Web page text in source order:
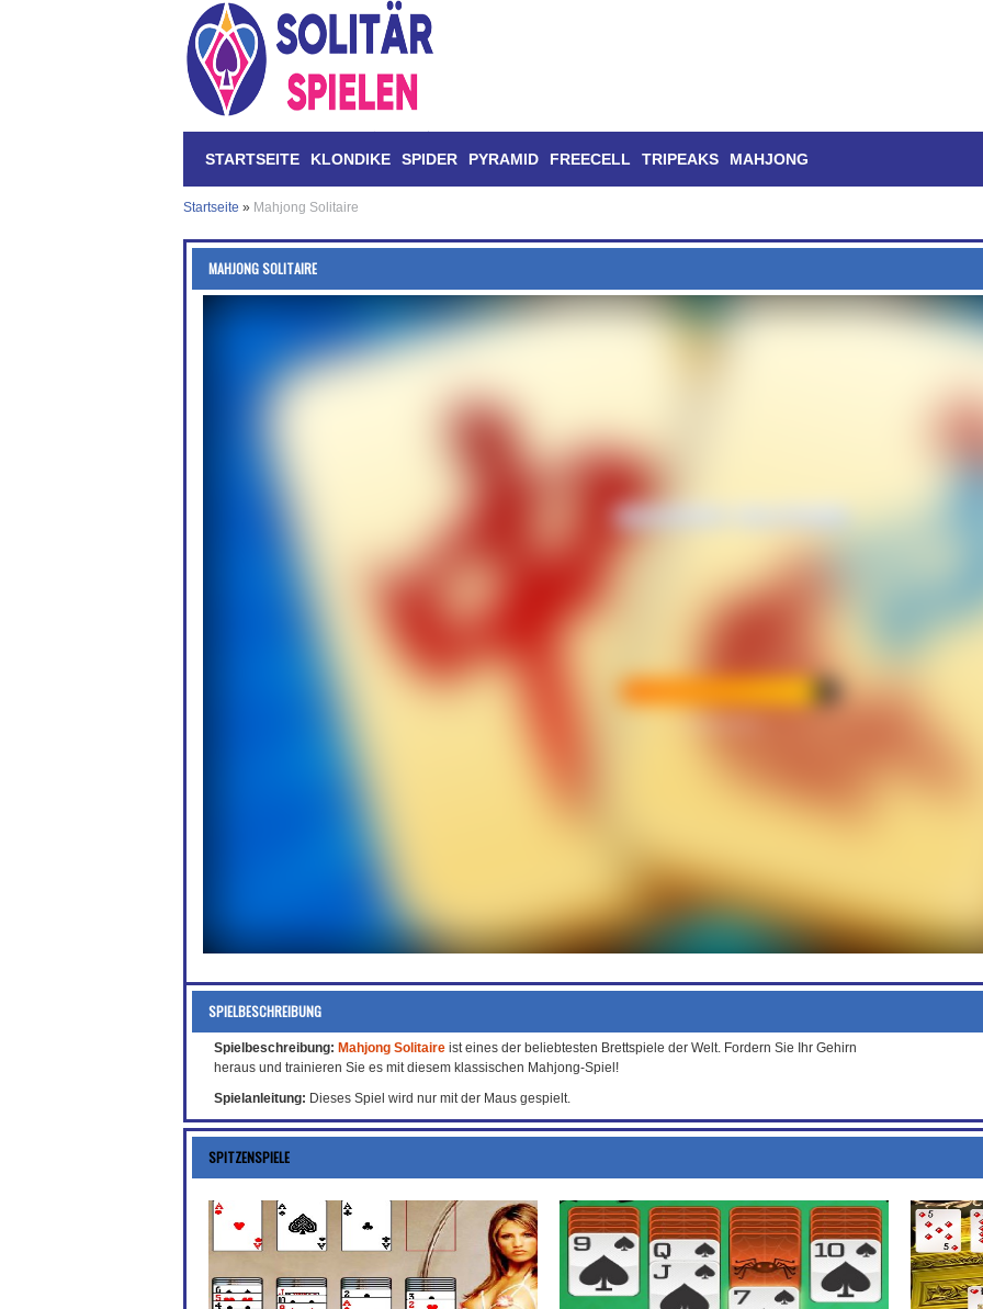
STARTSEITE KLONDIKE SPIDER PYRAMID FREECELL TRIPEAKS MAHJONG
Startseite » Mahjong Solitaire
MAHJONG SOLITAIRE
SPIELBESCHREIBUNG
Spielbeschreibung: Mahjong Solitaire ist eines der beliebtesten Brettspiele der Welt. Fordern Sie Ihr Gehirn
heraus und trainieren Sie es mit diesem klassischen Mahjong-Spiel!
Spielanleitung: Dieses Spiel wird nur mit der Maus gespielt.
SPITZENSPIELE